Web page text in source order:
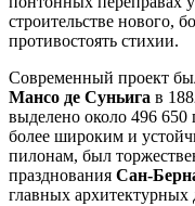
строительстве нового,
противостоять стихии.
Современный проект
Мансо де Суньига в
выделено около 496
более широким и
пилонам, был
празднования Сан-
главных архитектурных